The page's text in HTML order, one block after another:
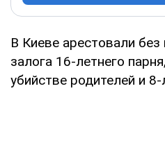
В Киеве арестовали без
залога 16-летнего
убийстве родителей и 8-